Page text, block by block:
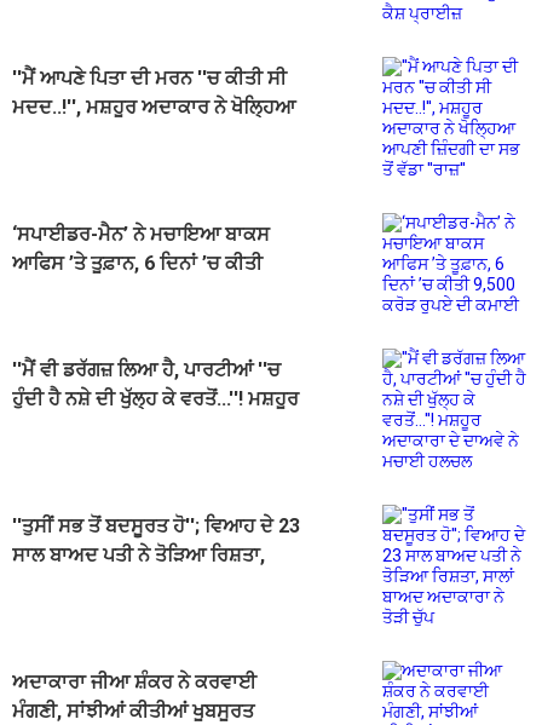
''ਮੈਂ ਆਪਣੇ ਪਿਤਾ ਦੀ ਮਰਨ ''ਚ ਕੀਤੀ ਸੀ
ਮਦਦ..!'', ਮਸ਼ਹੂਰ ਅਦਾਕਾਰ ਨੇ ਖੋਲ੍ਹਿਆ
‘ਸਪਾਈਡਰ-ਮੈਨ’ ਨੇ ਮਚਾਇਆ ਬਾਕਸ
ਆਫਿਸ ’ਤੇ ਤੂਫ਼ਾਨ, 6 ਦਿਨਾਂ ’ਚ ਕੀਤੀ
''ਮੈਂ ਵੀ ਡਰੱਗਜ਼ ਲਿਆ ਹੈ, ਪਾਰਟੀਆਂ ''ਚ
ਹੁੰਦੀ ਹੈ ਨਸ਼ੇ ਦੀ ਖੁੱਲ੍ਹ ਕੇ ਵਰਤੋਂ...''! ਮਸ਼ਹੂਰ
''ਤੁਸੀਂ ਸਭ ਤੋਂ ਬਦਸੂਰਤ ਹੋ''; ਵਿਆਹ ਦੇ 23
ਸਾਲ ਬਾਅਦ ਪਤੀ ਨੇ ਤੋੜਿਆ ਰਿਸ਼ਤਾ,
ਅਦਾਕਾਰਾ ਜੀਆ ਸ਼ੰਕਰ ਨੇ ਕਰਵਾਈ
ਮੰਗਣੀ, ਸਾਂਝੀਆਂ ਕੀਤੀਆਂ ਖੂਬਸੂਰਤ